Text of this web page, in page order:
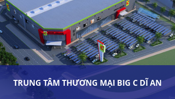
TRUNG TÂM THƯƠNG MẠI BIG C DĨ AN